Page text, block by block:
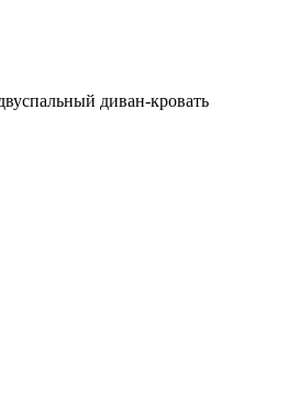
диван-кровать